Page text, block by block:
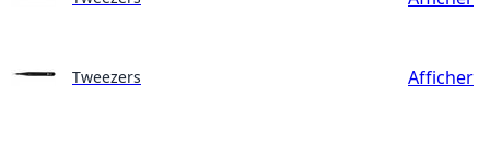
Tweezers Afficher